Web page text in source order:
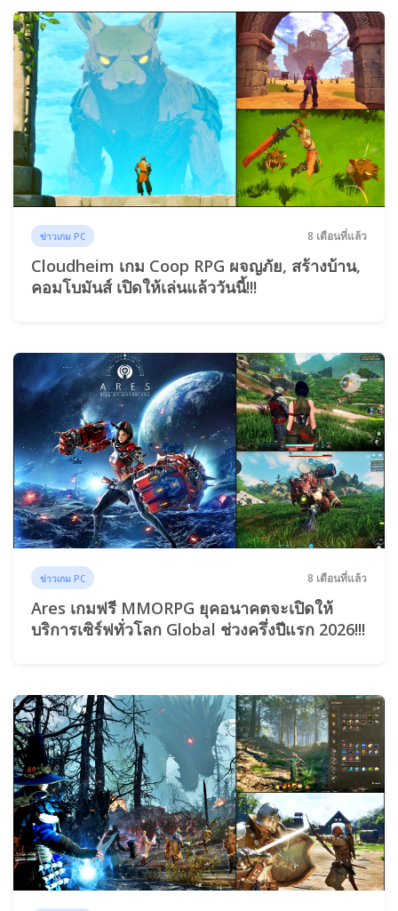
ข่าวเกม PC 8 เดือนที่แล้ว
Cloudheim เกม Coop RPG ผจญภัย, สร้างบ้าน,
คอมโบมันส์ เปิดให้เล่นแล้ววันนี้!!!
ข่าวเกม PC 8 เดือนที่แล้ว
Ares เกมฟรี MMORPG ยุคอนาคตจะเปิดให้
บริการเซิร์ฟทั่วโลก Global ช่วงครึ่งปีแรก 2026!!!